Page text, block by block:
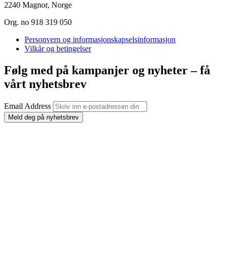
2240 Magnor, Norge
Org. no 918 319 050
Personvern og informasjonskapselsinformasjon
Vilkår og betingelser
Følg med på kampanjer og nyheter – få
vårt nyhetsbrev
Email Address
Meld deg på nyhetsbrev